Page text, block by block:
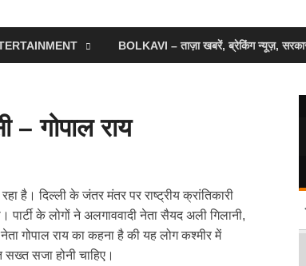
BOLKAVI – ताज़ा खबरें, ब्रेकिंग न्यूज़,
– गोपाल राय
है। दिल्ली के जंतर मंतर पर राष्ट्रीय क्रांतिकारी
पार्टी के लोगों ने अलगाववादी नेता सैयद अली गिलानी,
गोपाल राय का कहना है की यह लोग कश्मीर में
सजा होनी चाहिए।